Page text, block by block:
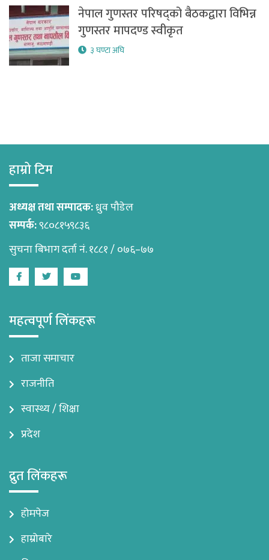
नेपाल गुणस्तर परिषद्को बैठकद्वारा विभिन्न
गुणस्तर मापदण्ड स्वीकृत
३ घण्टा अघि
हाम्रो टिम
अध्यक्ष तथा सम्पादक:ध्रुव पौडेल
सम्पर्क:९८०८१५९८३६
सुचना बिभाग दर्ता नं. १८८१ / ०७६–७७
FacebookTwitterYoutube
महत्वपूर्ण लिंकहरू
ताजा समाचार
राजनीति
स्वास्थ्य / शिक्षा
प्रदेश
द्रुत लिंकहरू
होमपेज
हाम्रोबारे